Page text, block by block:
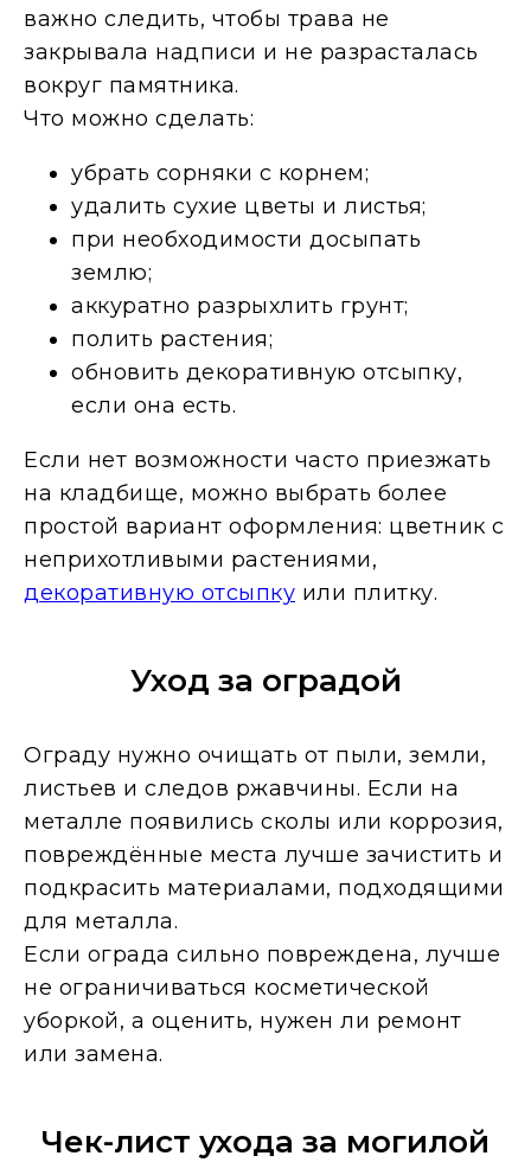
важно следить, чтобы трава не
закрывала надписи и не разрасталась
вокруг памятника.
Что можно сделать:
убрать сорняки с корнем;
удалить сухие цветы и листья;
при необходимости досыпать
землю;
аккуратно разрыхлить грунт;
полить растения;
обновить декоративную отсыпку,
если она есть.
Если нет возможности часто приезжать
на кладбище, можно выбрать более
простой вариант оформления: цветник с
неприхотливыми растениями,
декоративную отсыпку или плитку.
Уход за оградой
Ограду нужно очищать от пыли, земли,
листьев и следов ржавчины. Если на
металле появились сколы или коррозия,
повреждённые места лучше зачистить и
подкрасить материалами, подходящими
для металла.
Если ограда сильно повреждена, лучше
не ограничиваться косметической
уборкой, а оценить, нужен ли ремонт
или замена.
Чек-лист ухода за могилой